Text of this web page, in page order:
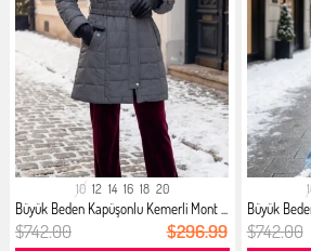
10 12 14 16 18 20
Büyük Beden Kapüşonlu Kemerli Mont ...
$742.00 $296.99
Büyük
$742.00